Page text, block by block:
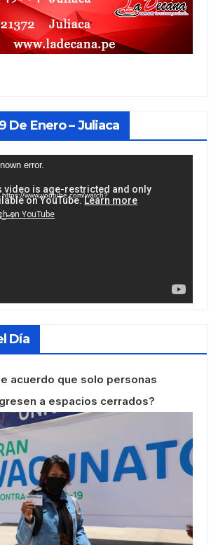
De Enero – Juliaca
error.
www.youtube.com/watch?
Día
acuerdo que solo personas
a espacios cerrados?